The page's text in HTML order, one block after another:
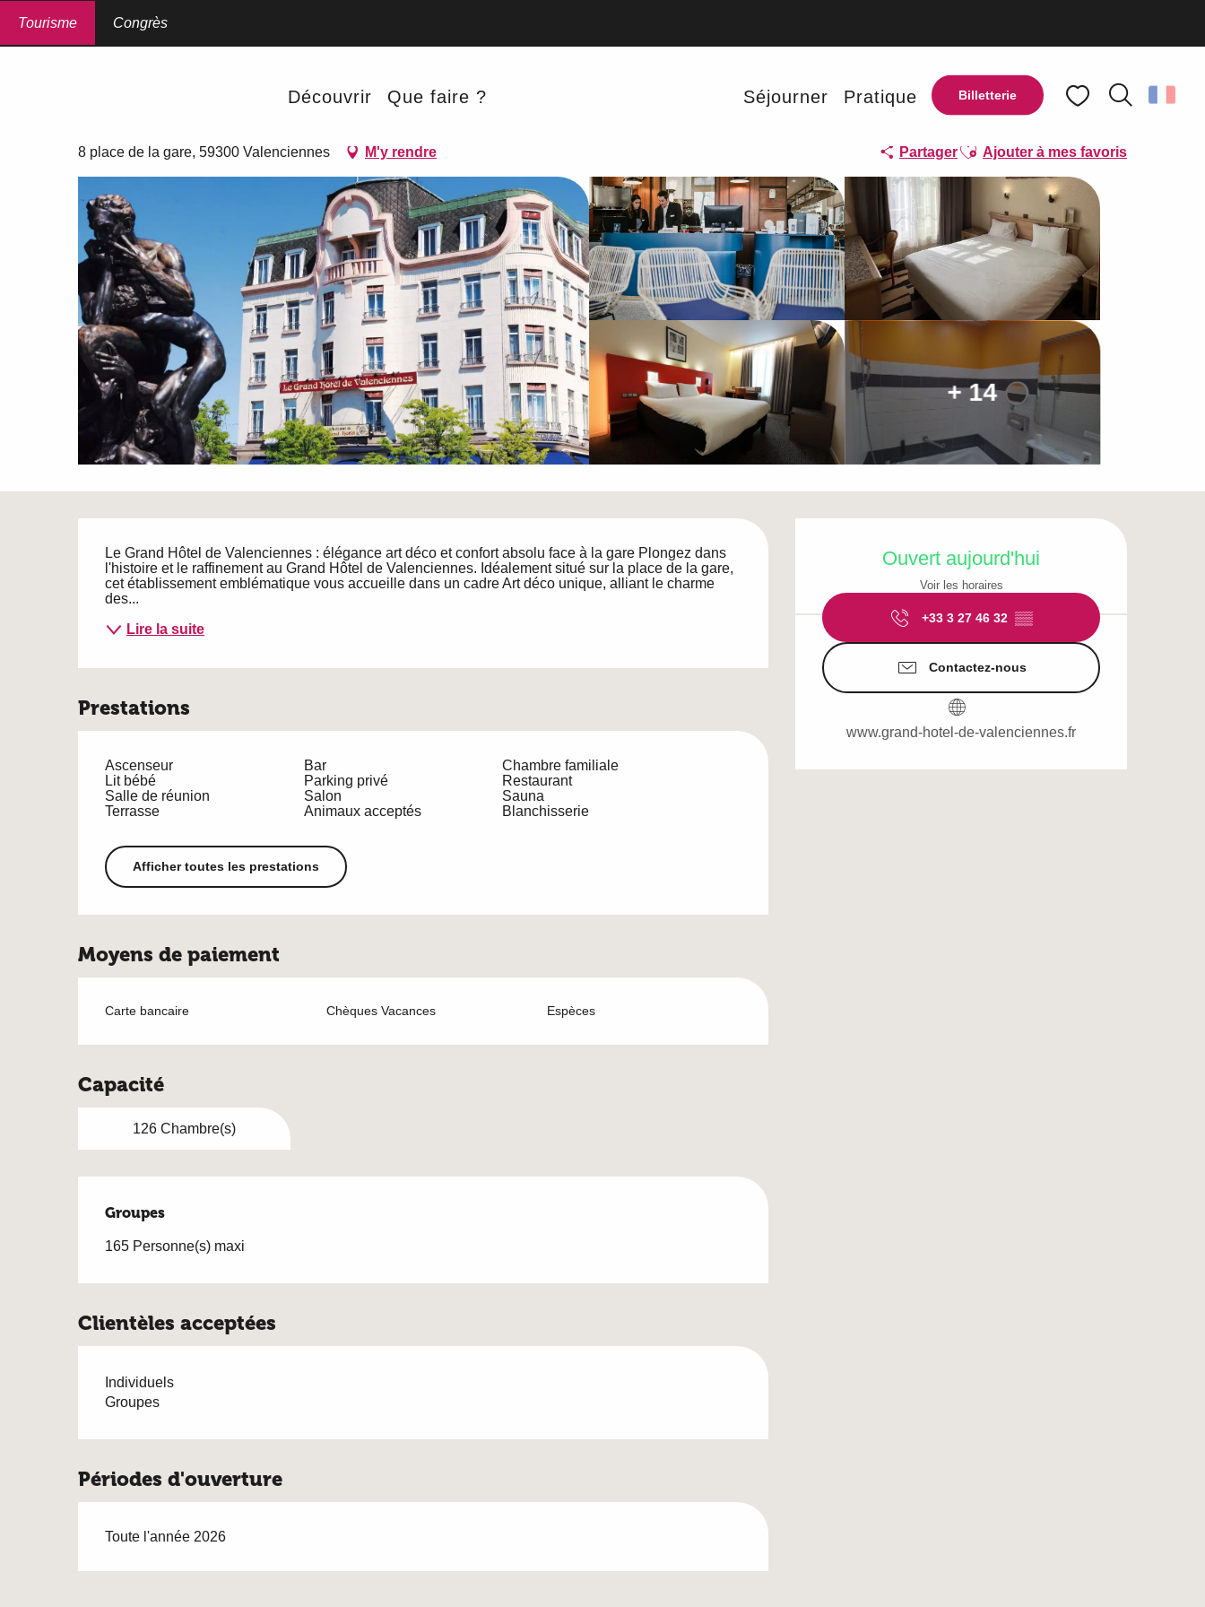
Billetterie
Tourisme Congrès
Découvrir Que faire ? Séjourner Pratique
Accueil Le Grand Hôtel
8 place de la gare, 59300 Valenciennes M'y rendre PartagerAjouter aux favoris
Ajouter à mes favoris
+ 14
Ouverture et
Ouvert aujourd'hui
Voir les horaires
+33 3 27 46 32 ▒▒
Contactez-nous
www.grand-hotel-de-valenciennes.fr
Description
Le Grand Hôtel de Valenciennes : élégance art déco et confort absolu face à la gare Plongez dans
l'histoire et le raffinement au Grand Hôtel de Valenciennes. Idéalement situé sur la place de la gare,
cet établissement emblématique vous accueille dans un cadre Art déco unique, alliant le charme
des...
Lire la suite
Prestations
Ascenseur Bar
Chambre familiale
Lit bébé
Parking privé
Restaurant
Salle de réunion
Salon
Sauna
Terrasse
Animaux acceptés Blanchisserie
Afficher toutes les prestations
Moyens de paiement
Carte bancaire Chèques Vacances Espèces
Capacité
126 Chambre(s)
Groupes
Groupes
165 Personne(s) maxi
Clientèles acceptées
Individuels
Groupes
Périodes d'ouverture
Toute l'année 2026